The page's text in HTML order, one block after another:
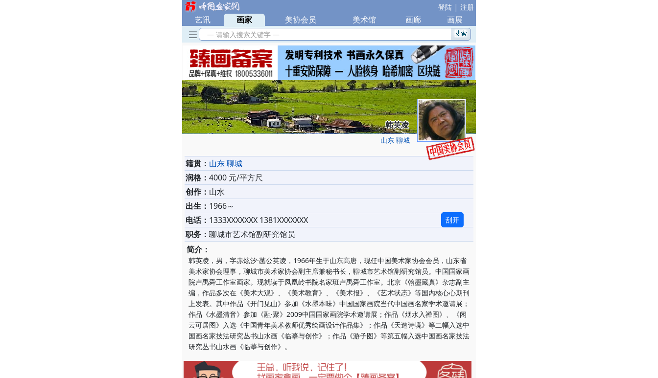
登陆 | 注册
艺讯 | 画家 美协会员 美术馆 画廊 画展
— 请输入搜索关键字 —
韩英凌
山东 聊城
籍贯： 山东 聊城
润格： 4000 元/平方尺
创作： 山水
出生： 1966～
电话： 1333XXXXXXX 1381XXXXXXX 刮开
职务： 聊城市艺术馆副研究馆员
简介：
韩英凌，男，字赤炫汐·菡公英凌，1966年生于山东高唐，现任中国美术家协会会员，山东省
美术家协会理事，聊城市美术家协会副主席兼秘书长，聊城市艺术馆副研究馆员。中国国家画
院卢禹舜工作室画家。现就读于凤凰岭书院名家班卢禹舜工作室。北京《翰墨藏真》杂志副主
编，作品多次在《美术大观》、《美术教育》、《美术报》、《艺术状态》等国内核心心期刊
上发表。其中作品《开门见山》参加《水墨本味》中国国家画院当代中国画名家学术邀请展；
作品《水墨清音》参加《融·聚》2009中国国家画院学术邀请展；作品《烟水入禅图》、《闲
云可居图》入选《中国青年美术教师优秀绘画设计作品集》；作品《天造诗境》等二幅入选中
国画名家技法研究丛书山水画《临摹与创作》；作品《游子图》等第五幅入选中国画名家技法
研究丛书山水画《临摹与创作》。